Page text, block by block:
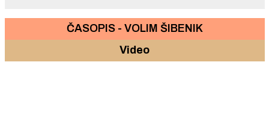
ČASOPIS - VOLIM ŠIBENIK
Video